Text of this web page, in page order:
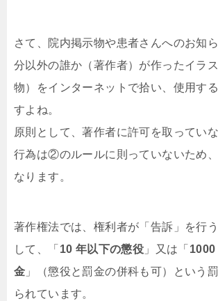
さて、院内掲示物や患者さんへのお知
分以外の誰か（著作者）が作ったイラ
物）をインターネットで拾い、使用す
すよね。
原則として、著作者に許可を取ってい
行為は②のルールに則っていないため
なります。
著作権法では、権利者が「告訴」を行
して、「 10 年以下の懲役 」又は「 1000
金 」（懲役と罰金の併科も可）という
られています。